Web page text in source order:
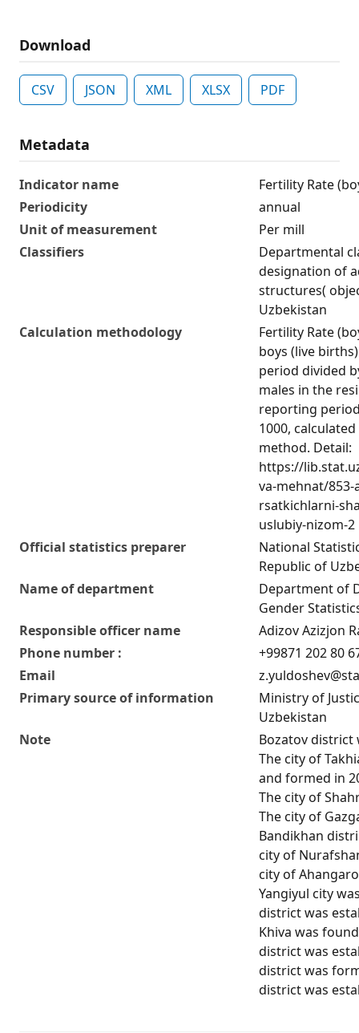
Download
CSV JSON XML XLSX PDF
Metadata
Indicator name
Fertility Rate
Periodicity
annual
Unit of measurement
Per mill
Classifiers
Departmental
designation of
structures(
Uzbekistan
Calculation methodology
Fertility Rate
boys (live
period divided
males in the
reporting
1000,
method. Detail:
https://
va-mehnat/
rsatkichlarni-
uslubiy-nizom-2
Official statistics preparer
National
Republic of
Name of department
Department of
Gender
Responsible officer name
Adizov Azizjon
Phone number :
+99871 202 80
Email
Primary source of information
Ministry of
Uzbekistan
Note
Bozatov district
The city of
and formed in
The city of
The city of
Bandikhan
city of
city of
Yangiyul city
district was
Khiva was
district was
district was
district was